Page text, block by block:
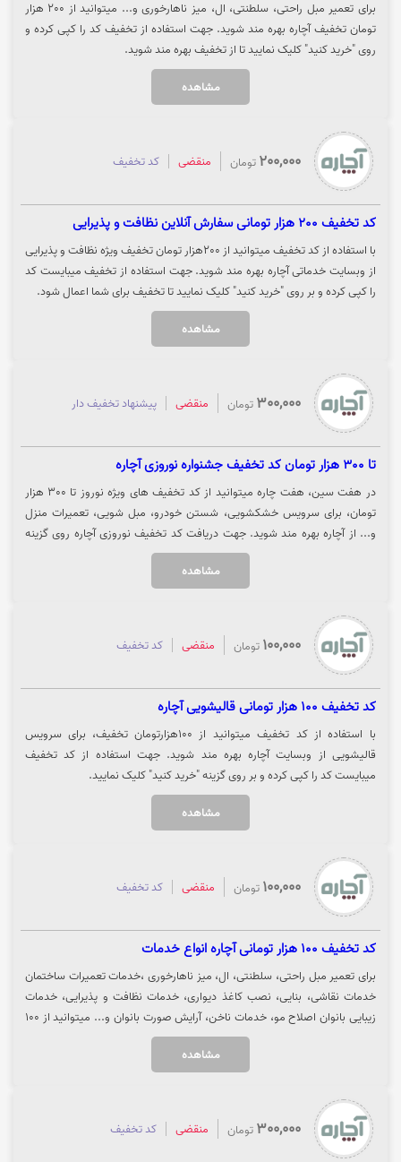
برای تعمیر مبل راحتی، سلطنتی، ال، میز ناهارخوری و... میتوانید از 200 هزار
تومان تخفیف آچاره بهره مند شوید. جهت استفاده از تخفیف کد را کپی کرده و
روی "خرید کنید" کلیک نمایید تا از تخفیف بهره مند شوید.
مشاهده
200,000 تومان منقضی کد تخفیف
کد تخفیف 200 هزار تومانی سفارش آنلاین نظافت و پذیرایی
با استفاده از کد تخفیف میتوانید از 200هزار تومان تخفیف ویژه نظافت و پذیرایی
از وبسایت خدماتی آچاره بهره مند شوید. جهت استفاده از تخفیف میبایست کد
را کپی کرده و بر روی "خرید کنید" کلیک نمایید تا تخفیف برای شما اعمال شود.
مشاهده
300,000 تومان منقضی پیشنهاد تخفیف دار
تا 300 هزار تومان کد تخفیف جشنواره نوروزی آچاره
در هفت سین، هفت چاره میتوانید از کد تخفیف های ویژه نوروز تا 300 هزار
تومان، برای سرویس خشکشویی، شستن خودرو، مبل شویی، تعمیرات منزل
و... از آچاره بهره مند شوید. جهت دریافت کد تخفیف نوروزی آچاره روی گزینه
مشاهده
100,000 تومان منقضی کد تخفیف
کد تخفیف 100 هزار تومانی قالیشویی آچاره
با استفاده از کد تخفیف میتوانید از 100هزارتومان تخفیف، برای سرویس
قالیشویی از وبسایت آچاره بهره مند شوید. جهت استفاده از کد تخفیف
میبایست کد را کپی کرده و بر روی گزینه "خرید کنید" کلیک نمایید.
مشاهده
100,000 تومان منقضی کد تخفیف
کد تخفیف 100 هزار تومانی آچاره انواع خدمات
برای تعمیر مبل راحتی، سلطنتی، ال، میز ناهارخوری ،خدمات تعمیرات ساختمان
خدمات نقاشی، بنایی، نصب کاغذ دیواری، خدمات نظافت و پذیرایی، خدمات
زیبایی بانوان اصلاح مو، خدمات ناخن، آرایش صورت بانوان و... میتوانید از 100
هزار تومان تخفیف آچاره بهره مند شوید. جهت استفاده از تخفیف کد را کپی
کرده و بر روی "خرید کنید" کلیک نمایید تا از تخفیف بهره مند شوید.
مشاهده
300,000 تومان منقضی کد تخفیف